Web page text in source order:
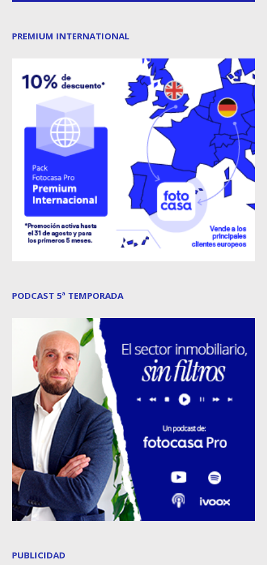
PREMIUM INTERNATIONAL
PODCAST 5ª TEMPORADA
PUBLICIDAD